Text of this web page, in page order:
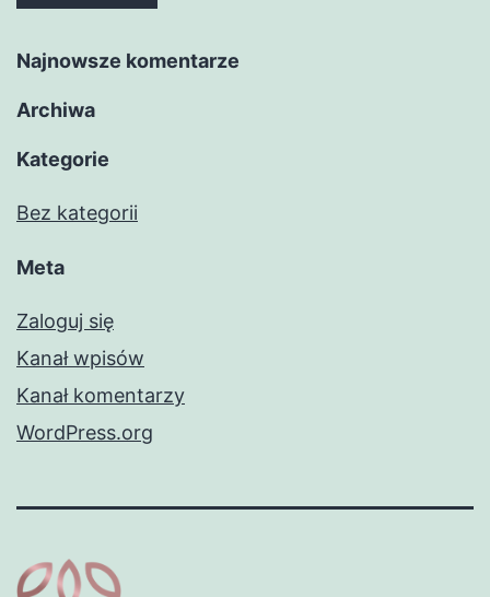
Najnowsze komentarze
Archiwa
Kategorie
Bez kategorii
Meta
Zaloguj się
Kanał wpisów
Kanał komentarzy
WordPress.org